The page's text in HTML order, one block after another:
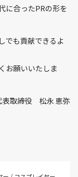
に合ったPRの形を
でも貢献できるよ
お願いいたしま
表取締役 松永 恵弥